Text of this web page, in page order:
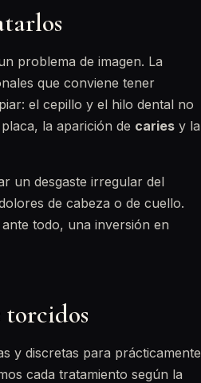
problema de imagen. La
que conviene tener
el cepillo y el hilo dental no
la aparición de caries y la
un desgaste irregular del
de cabeza o de cuello.
todo, una inversión en
torcidos
y discretas para prácticamente
cada tratamiento según la